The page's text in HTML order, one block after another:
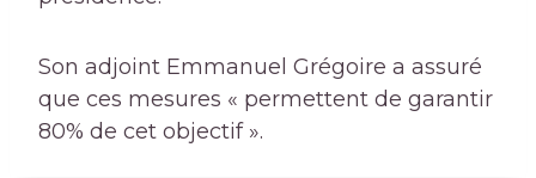
Son adjoint Emmanuel Grégoire a assuré
que ces mesures « permettent de garantir
80% de cet objectif ».